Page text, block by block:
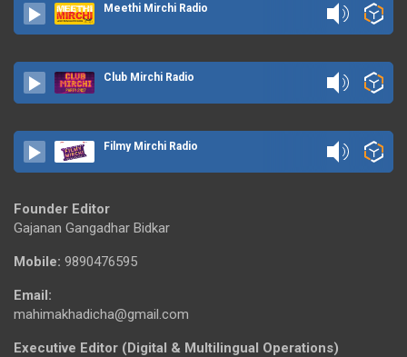
Meethi Mirchi Radio
Club Mirchi Radio
Filmy Mirchi Radio
Founder Editor
Gajanan Gangadhar Bidkar
Mobile: 9890476595
Email:
mahimakhadicha@gmail.com
Executive Editor (Digital & Multilingual Operations)